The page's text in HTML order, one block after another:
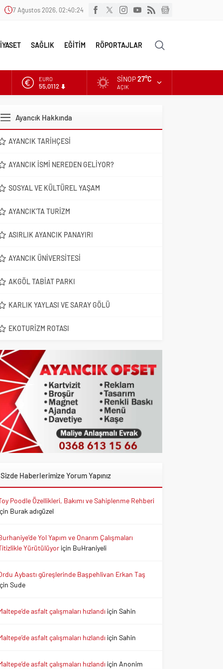
7 Ağustos 2026, 02:40:25
SAĞLIK EĞİTİM RÖPORTAJLAR
EURO
55,0112
DOLAR
47,7025
SINOP27°C
AÇIK
Ayancık Hakkında
AYANCIK TARIHÇESI
AYANCIK İSMI NEREDEN GELIYOR?
SOSYAL VE KÜLTÜREL YAŞAM
AYANCIK’TA TURIZM
ASIRLIK AYANCIK PANAYIRI
AYANCIK ÜNIVERSITESI
AKGÖL TABIAT PARKI
KARLIK YAYLASI VE SARAY GÖLÜ
EKOTURIZM ROTASI
Sizde Haberlerimize Yorum Yapınız
Poodle Özellikleri, Bakımı ve Sahiplenme Rehberi
Burak adıgüzel
Yol Yapım ve Onarım Çalışmaları
Yürütülüyoriçin BuHraniyeli
Aybastı güreşlerinde Başpehlivan Erkan Taş
Sude
asfalt çalışmaları hızlandı içinSahin
asfalt çalışmaları hızlandı içinSahin
asfalt çalışmaları hızlandı için Anonim